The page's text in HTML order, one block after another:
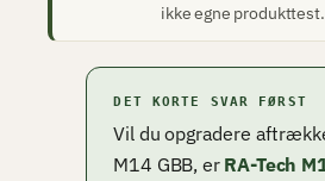
ikke egne produkttest.
DET KORTE SVAR FØRST
Vil du opgradere
M14 GBB, erRA-Tech